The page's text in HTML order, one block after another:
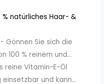
natürliches Haar- &
- Gönnen Sie sich die
100 % reinem und...
reine Vitamin-E-Öl
und kann...